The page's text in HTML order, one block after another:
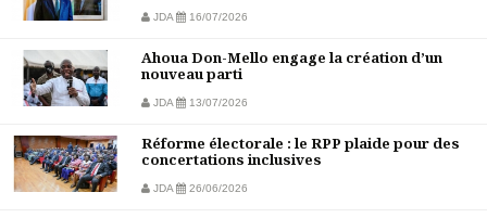
JDA 16/07/2026
Ahoua Don-Mello engage la création d’un
nouveau parti
JDA 13/07/2026
Réforme électorale : le RPP plaide pour des
concertations inclusives
JDA 26/06/2026